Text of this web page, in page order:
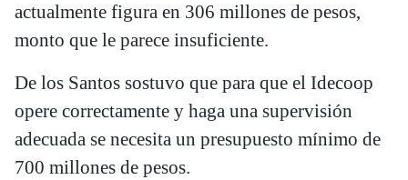
actualmente figura en 306 millones de pesos,
monto que le parece insuficiente.
De los Santos sostuvo que para que el Idecoop
opere correctamente y haga una supervisión
adecuada se necesita un presupuesto mínimo de
700 millones de pesos.